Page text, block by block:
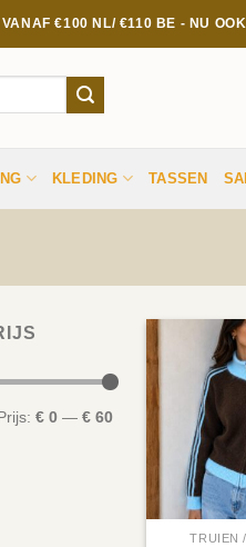
€100 NL/ €110 BE - NU
KLEDING TASSEN
€ 0 — € 60
TRUIEN